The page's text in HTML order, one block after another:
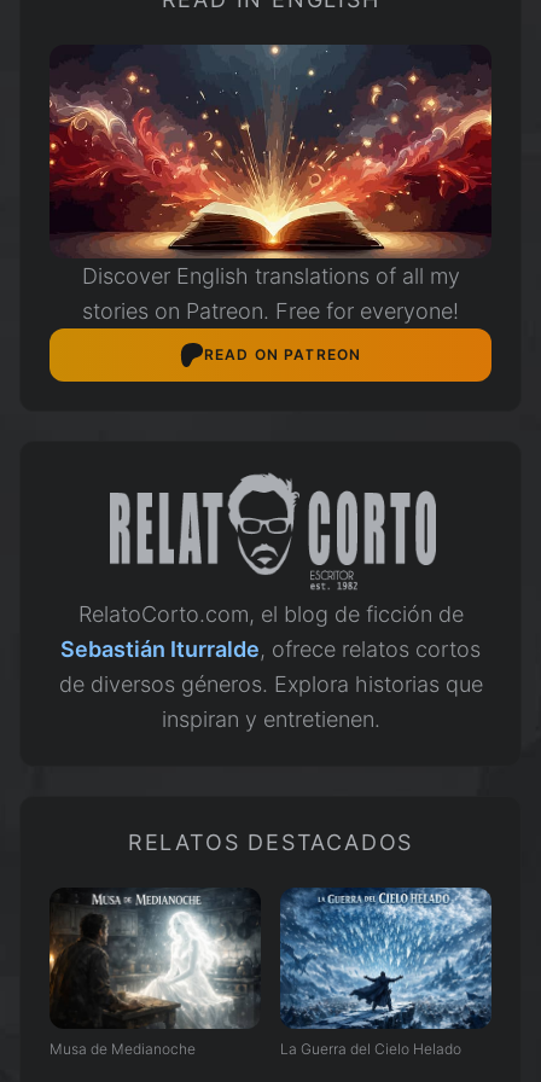
Discover English translations of all my
stories on Patreon. Free for everyone!
READ ON PATREON
RelatoCorto.com, el blog de ficción de
Sebastián Iturralde, ofrece relatos cortos
de diversos géneros. Explora historias que
inspiran y entretienen.
RELATOS DESTACADOS
Musa de Medianoche La Guerra del Cielo Helado